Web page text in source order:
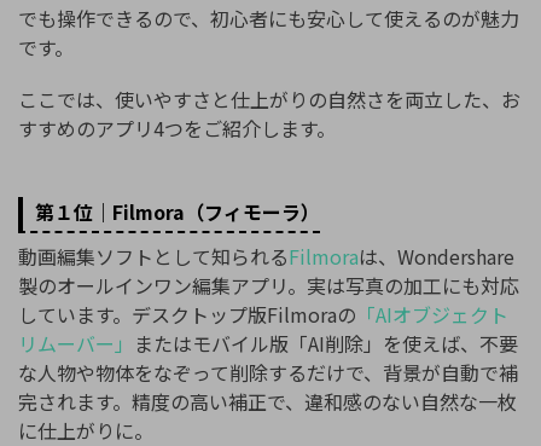
でも操作できるので、初心者にも安心して使えるのが魅力
です。
ここでは、使いやすさと仕上がりの自然さを両立した、お
すすめのアプリ4つをご紹介します。
第１位｜Filmora（フィモーラ）
動画編集ソフトとして知られるFilmoraは、Wondershare
製のオールインワン編集アプリ。実は写真の加工にも対応
しています。デスクトップ版Filmoraの 「AIオブジェクト
リムーバー」 またはモバイル版「AI削除」を使えば、不要
な人物や物体をなぞって削除するだけで、背景が自動で補
完されます。精度の高い補正で、違和感のない自然な一枚
に仕上がりに。